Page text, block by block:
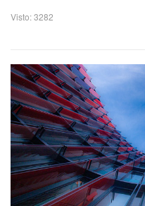
Visto: 3282